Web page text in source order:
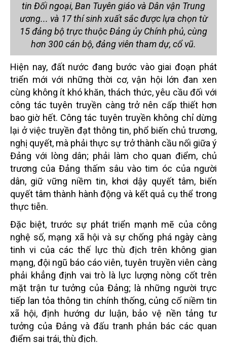
tin Đối ngoại, Ban Tuyên giáo và Dân vận Trung
ương... và 17 thí sinh xuất sắc được lựa chọn từ
15 đảng bộ trực thuộc Đảng ủy Chính phủ, cùng
hơn 300 cán bộ, đảng viên tham dự, cổ vũ.
Hiện nay, đất nước đang bước vào giai đoạn phát
triển mới với những thời cơ, vận hội lớn đan xen
cùng không ít khó khăn, thách thức, yêu cầu đối với
công tác tuyên truyền càng trở nên cấp thiết hơn
bao giờ hết. Công tác tuyên truyền không chỉ dừng
lại ở việc truyền đạt thông tin, phổ biến chủ trương,
nghị quyết, mà phải thực sự trở thành cầu nối giữa ý
Đảng với lòng dân; phải làm cho quan điểm, chủ
trương của Đảng thấm sâu vào tim óc của người
dân, giữ vững niềm tin, khơi dậy quyết tâm, biến
quyết tâm thành hành động và kết quả cụ thể trong
thực tiễn.
Đặc biệt, trước sự phát triển mạnh mẽ của công
nghệ số, mạng xã hội và sự chống phá ngày càng
tinh vi của các thế lực thù địch trên không gian
mạng, đội ngũ báo cáo viên, tuyên truyền viên càng
phải khẳng định vai trò là lực lượng nòng cốt trên
mặt trận tư tưởng của Đảng; là những người trực
tiếp lan tỏa thông tin chính thống, củng cố niềm tin
xã hội, định hướng dư luận, bảo vệ nền tảng tư
tưởng của Đảng và đấu tranh phản bác các quan
điểm sai trái, thù địch.